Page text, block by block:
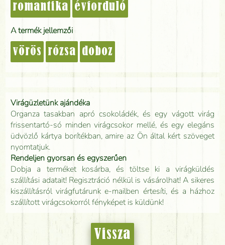
romantika évforduló
A termék jellemzői
vörös rózsa doboz
Virágüzletünk ajándéka
Organza tasakban apró csokoládék, és egy vágott virág
frissentartó-só minden virágcsokor mellé, és egy elegáns
üdvözlő kártya borítékban, amire az Ön által kért szöveget
nyomtatjuk.
Rendeljen gyorsan és egyszerűen
Dobja a terméket kosárba, és töltse ki a virágküldés
szállítási adatait! Regisztráció nélkül is vásárolhat! A sikeres
kiszállításról virágfutárunk e-mailben értesíti, és a házhoz
szállított virágcsokorról fényképet is küldünk!
Vissza